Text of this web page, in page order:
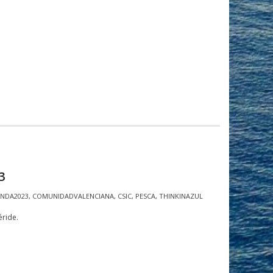
, COMUNIDADVALENCIANA, CSIC, PESCA, THINKINAZUL